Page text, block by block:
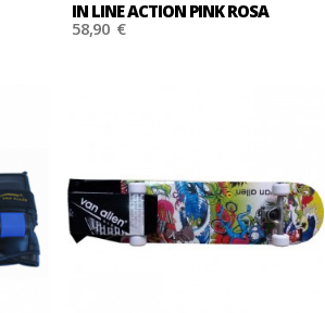
IN LINE ACTION PINK ROSA
58,90 €